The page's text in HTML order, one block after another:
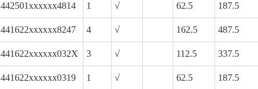
442501xxxxxx4814 1 √ 62.5 187.5
441622xxxxxx8247 4 √ 162.5 487.5
441622xxxxxx032X 3 √ 112.5 337.5
441622xxxxxx0319 1 √ 62.5 187.5